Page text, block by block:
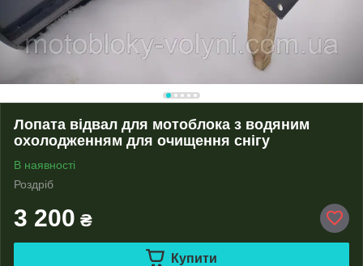
Лопата відвал для мотоблока з водяним
охолодженням для очищення снігу
В наявності
Роздріб
3 200 ₴
Купити